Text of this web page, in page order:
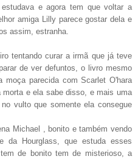
e agora tem que voltar a
amiga Lilly parece gostar dela e
assim, estranha.
tentando curar a irmã que já teve
de ver defuntos, o livro mesmo
moça parecida com Scarlet O'hara
e ela sabe disso, e mais uma
vulto que somente ela consegue
Michael , bonito e também vendo
da Hourglass, que estuda esses
de bonito tem de misterioso, a